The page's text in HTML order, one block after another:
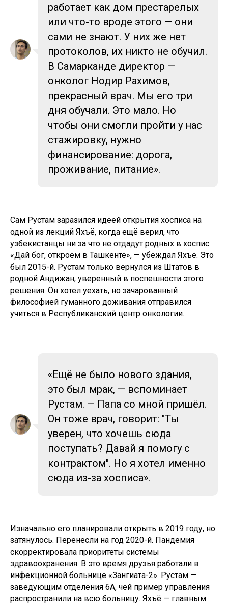
работает как дом престарелых
или что-то вроде этого — они
сами не знают. У них же нет
протоколов, их никто не обучил.
В Самарканде директор —
онколог Нодир Рахимов,
прекрасный врач. Мы его три
дня обучали. Это мало. Но
чтобы они смогли пройти у нас
стажировку, нужно
финансирование: дорога,
проживание, питание».
Сам Рустам заразился идеей открытия хосписа на
одной из лекций Яхъё, когда ещё верил, что
узбекистанцы ни за что не отдадут родных в хоспис.
«Дай бог, откроем в Ташкенте», — убеждал Яхъё. Это
был 2015-й. Рустам только вернулся из Штатов в
родной Андижан, уверенный в поспешности этого
решения. Он хотел уехать, но зачарованный
философией гуманного доживания отправился
учиться в Республиканский центр онкологии.
«Ещё не было нового здания,
это был мрак, — вспоминает
Рустам. — Папа со мной пришёл.
Он тоже врач, говорит: "Ты
уверен, что хочешь сюда
поступать? Давай я помогу с
контрактом". Но я хотел именно
сюда из-за хосписа».
Изначально его планировали открыть в 2019 году, но
затянулось. Перенесли на год 2020-й. Пандемия
скорректировала приоритеты системы
здравоохранения. В это время друзья работали в
инфекционной больнице «Зангиата-2». Рустам —
заведующим отделения 6А, чей пример управления
распространили на всю больницу. Яхъё — главным